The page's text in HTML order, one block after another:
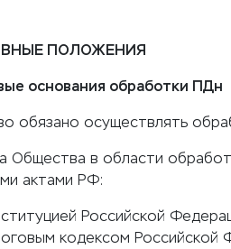
ПОЛОЖЕНИЯ
основания обработки ПДн
обязано осуществлять
Общества в области
актами РФ:
Российской
кодексом Российской